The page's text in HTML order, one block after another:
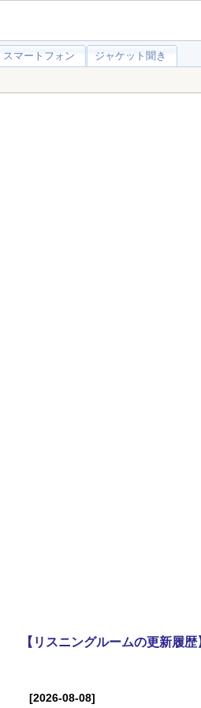
スマートフォン ジャケット聞き
【リスニングルームの更新履歴
[2026-08-08]